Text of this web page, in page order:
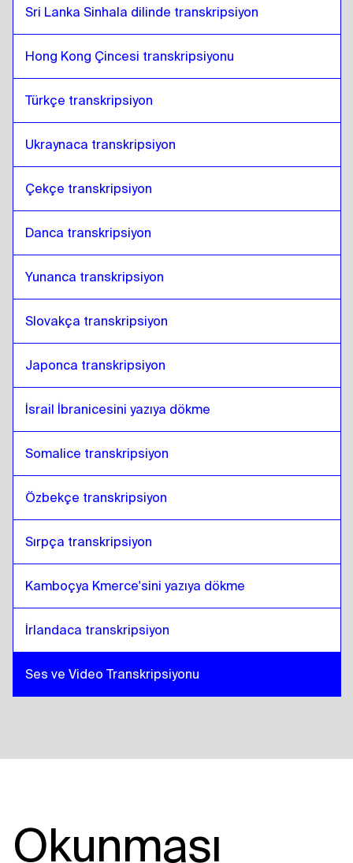
Sri Lanka Sinhala dilinde transkripsiyon
Hong Kong Çincesi transkripsiyonu
Türkçe transkripsiyon
Ukraynaca transkripsiyon
Çekçe transkripsiyon
Danca transkripsiyon
Yunanca transkripsiyon
Slovakça transkripsiyon
Japonca transkripsiyon
İsrail İbranicesini yazıya dökme
Somalice transkripsiyon
Özbekçe transkripsiyon
Sırpça transkripsiyon
Kamboçya Kmerce'sini yazıya dökme
İrlandaca transkripsiyon
Ses ve Video Transkripsiyonu
Okunması